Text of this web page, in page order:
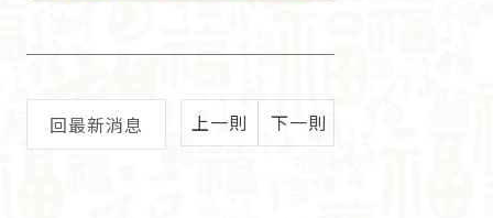
回最新消息 上一則 下一則